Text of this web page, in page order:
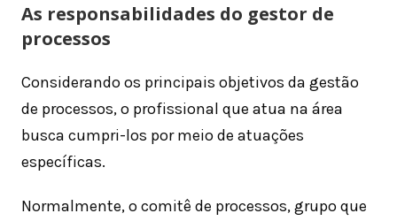
As responsabilidades do gestor de
processos
Considerando os principais objetivos da gestão
de processos, o profissional que atua na área
busca cumpri-los por meio de atuações
específicas.
Normalmente, o comitê de processos, grupo que